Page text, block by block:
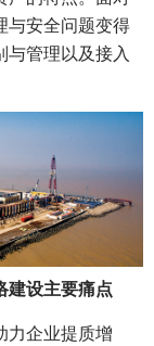
与安全问题变得
与管理以及接入
建设主要痛点
力企业提质增